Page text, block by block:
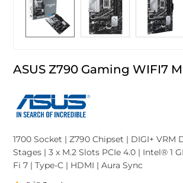
ASUS Z790 Gaming WIFI7
1700 Socket | Z790 Chipset | DIGI+ VRM
Stages | 3 x M.2 Slots PCIe 4.0 | Intel® 1
Fi 7 | Type-C | HDMI | Aura Sync